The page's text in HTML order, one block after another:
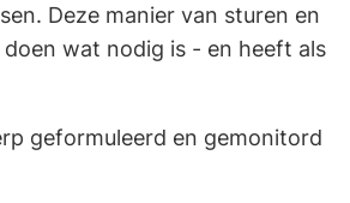
Deze manier van sturen en
wat nodig is - en heeft als
geformuleerd en gemonitord